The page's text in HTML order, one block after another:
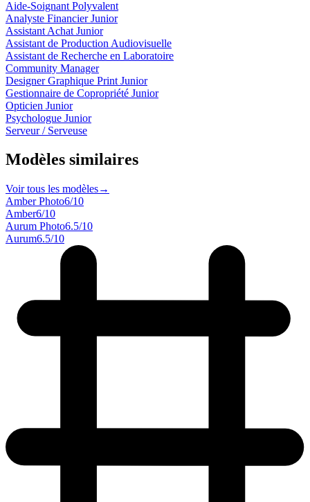
Aide-Soignant Polyvalent
Analyste Financier Junior
Assistant Achat Junior
Assistant de Production Audiovisuelle
Assistant de Recherche en Laboratoire
Community Manager
Designer Graphique Print Junior
Gestionnaire de Copropriété Junior
Opticien Junior
Psychologue Junior
Serveur / Serveuse
Modèles similaires
Voir tous les modèles→
Amber Photo6/10
Amber6/10
Aurum Photo6.5/10
Aurum6.5/10